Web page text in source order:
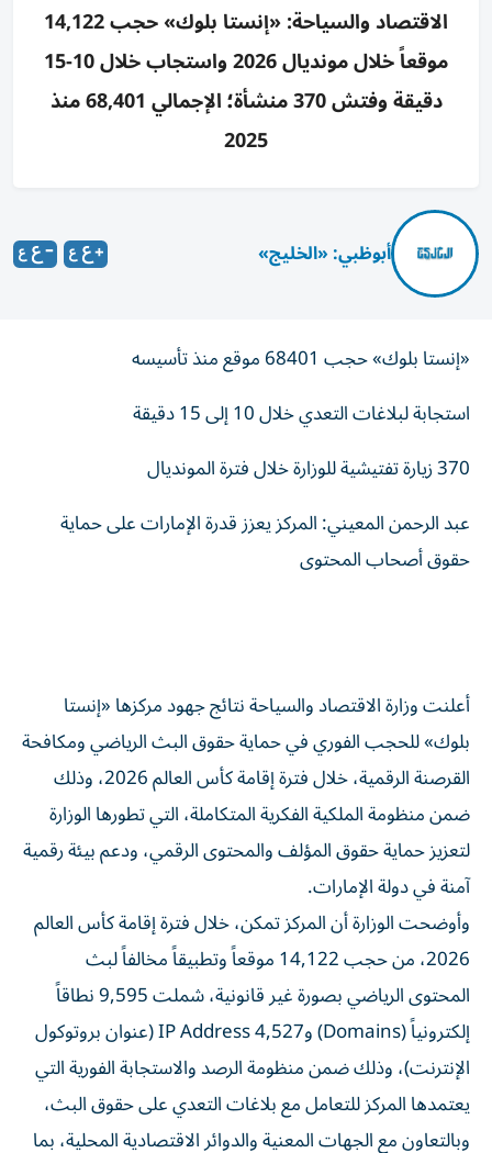
الاقتصاد والسياحة: «إنستا بلوك» حجب 14,122
موقعاً خلال مونديال 2026 واستجاب خلال 10-15
دقيقة وفتش 370 منشأة؛ الإجمالي 68,401 منذ
2025
أبوظبي: «الخليج»
«إنستا بلوك» حجب 68401 موقع منذ تأسيسه
استجابة لبلاغات التعدي خلال 10 إلى 15 دقيقة
370 زيارة تفتيشية للوزارة خلال فترة المونديال
عبد الرحمن المعيني: المركز يعزز قدرة الإمارات على حماية
حقوق أصحاب المحتوى
أعلنت وزارة الاقتصاد والسياحة نتائج جهود مركزها «إنستا
بلوك» للحجب الفوري في حماية حقوق البث الرياضي ومكافحة
القرصنة الرقمية، خلال فترة إقامة كأس العالم 2026، وذلك
ضمن منظومة الملكية الفكرية المتكاملة، التي تطورها الوزارة
لتعزيز حماية حقوق المؤلف والمحتوى الرقمي، ودعم بيئة رقمية
آمنة في دولة الإمارات.
وأوضحت الوزارة أن المركز تمكن، خلال فترة إقامة كأس العالم
2026، من حجب 14,122 موقعاً وتطبيقاً مخالفاً لبث
المحتوى الرياضي بصورة غير قانونية، شملت 9,595 نطاقاً
إلكترونياً (Domains) و4,527 IP Address (عنوان بروتوكول
الإنترنت)، وذلك ضمن منظومة الرصد والاستجابة الفورية التي
يعتمدها المركز للتعامل مع بلاغات التعدي على حقوق البث،
وبالتعاون مع الجهات المعنية والدوائر الاقتصادية المحلية، بما